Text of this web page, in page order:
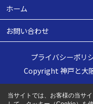
ホーム
お問い合わせ
プライバシーポリ
Copyright 神戸と大
当サイトでは、お客様の当サ